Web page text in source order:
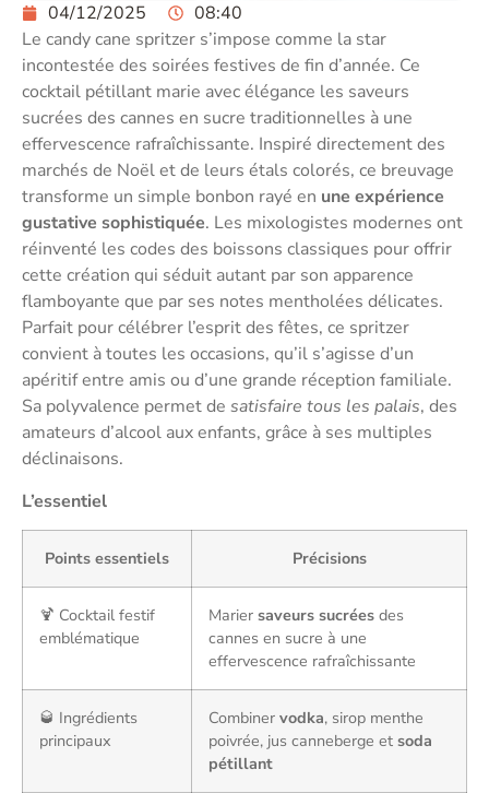
04/12/2025
08:40
Le candy cane spritzer s’impose comme la star
incontestée des soirées festives de fin d’année. Ce
cocktail pétillant marie avec élégance les saveurs
sucrées des cannes en sucre traditionnelles à une
effervescence rafraîchissante. Inspiré directement des
marchés de Noël et de leurs étals colorés, ce breuvage
transforme un simple bonbon rayé en une expérience
gustative sophistiquée. Les mixologistes modernes ont
réinventé les codes des boissons classiques pour offrir
cette création qui séduit autant par son apparence
flamboyante que par ses notes mentholées délicates.
Parfait pour célébrer l’esprit des fêtes, ce spritzer
convient à toutes les occasions, qu’il s’agisse d’un
apéritif entre amis ou d’une grande réception familiale.
Sa polyvalence permet de satisfaire tous les palais, des
amateurs d’alcool aux enfants, grâce à ses multiples
déclinaisons.
L’essentiel
Points essentiels Précisions
🍹 Cocktail festif
emblématique
Marier saveurs sucrées des
cannes en sucre à une
effervescence rafraîchissante
🥃 Ingrédients
principaux
Combiner vodka, sirop menthe
poivrée, jus canneberge et soda
pétillant